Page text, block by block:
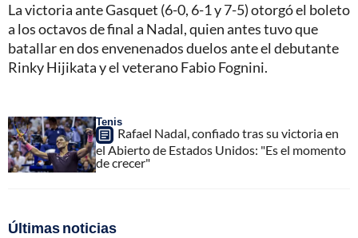
La victoria ante Gasquet (6-0, 6-1 y 7-5) otorgó el boleto
a los octavos de final a Nadal, quien antes tuvo que
batallar en dos envenenados duelos ante el debutante
Rinky Hijikata y el veterano Fabio Fognini.
Tenis
Rafael Nadal, confiado tras su victoria en
el Abierto de Estados Unidos: "Es el momento
de crecer"
Últimas noticias